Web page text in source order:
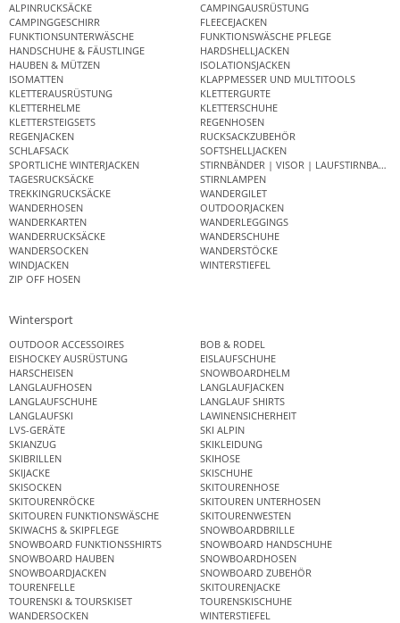
ALPINRUCKSÄCKE
CAMPINGAUSRÜSTUNG
CAMPINGGESCHIRR
FLEECEJACKEN
FUNKTIONSUNTERWÄSCHE
FUNKTIONSWÄSCHE PFLEGE
HANDSCHUHE & FÄUSTLINGE
HARDSHELLJACKEN
HAUBEN & MÜTZEN
ISOLATIONSJACKEN
ISOMATTEN
KLAPPMESSER UND MULTITOOLS
KLETTERAUSRÜSTUNG
KLETTERGURTE
KLETTERHELME
KLETTERSCHUHE
KLETTERSTEIGSETS
REGENHOSEN
REGENJACKEN
RUCKSACKZUBEHÖR
SCHLAFSACK
SOFTSHELLJACKEN
SPORTLICHE WINTERJACKEN
STIRNBÄNDER | VISOR | LAUFSTIRNBAND
TAGESRUCKSÄCKE
STIRNLAMPEN
TREKKINGRUCKSÄCKE
WANDERGILET
WANDERHOSEN
OUTDOORJACKEN
WANDERKARTEN
WANDERLEGGINGS
WANDERRUCKSÄCKE
WANDERSCHUHE
WANDERSOCKEN
WANDERSTÖCKE
WINDJACKEN
WINTERSTIEFEL
ZIP OFF HOSEN
Wintersport
OUTDOOR ACCESSOIRES
BOB & RODEL
EISHOCKEY AUSRÜSTUNG
EISLAUFSCHUHE
HARSCHEISEN
SNOWBOARDHELM
LANGLAUFHOSEN
LANGLAUFJACKEN
LANGLAUFSCHUHE
LANGLAUF SHIRTS
LANGLAUFSKI
LAWINENSICHERHEIT
LVS-GERÄTE
SKI ALPIN
SKIANZUG
SKIKLEIDUNG
SKIBRILLEN
SKIHOSE
SKIJACKE
SKISCHUHE
SKISOCKEN
SKITOURENHOSE
SKITOURENRÖCKE
SKITOUREN UNTERHOSEN
SKITOUREN FUNKTIONSWÄSCHE
SKITOURENWESTEN
SKIWACHS & SKIPFLEGE
SNOWBOARDBRILLE
SNOWBOARD FUNKTIONSSHIRTS
SNOWBOARD HANDSCHUHE
SNOWBOARD HAUBEN
SNOWBOARDHOSEN
SNOWBOARDJACKEN
SNOWBOARD ZUBEHÖR
TOURENFELLE
SKITOURENJACKE
TOURENSKI & TOURSKISET
TOURENSKISCHUHE
WANDERSOCKEN
WINTERSTIEFEL